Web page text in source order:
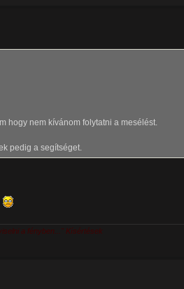
hogy nem kívánom folytatni a mesélést.
pedig a segítséget.
a fényben..." Kísértések